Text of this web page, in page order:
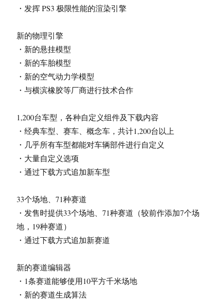
・发挥 PS3 极限性能的渲染引擎
新的物理引擎
・新的悬挂模型
・新的车胎模型
・新的空气动力学模型
・与横滨橡胶等厂商进行技术合作
1,200台车型，各种自定义组件及下载内容
・经典车型、赛车、概念车，共计1,200台以上
・几乎所有车型都能对车辆部件进行自定义
・大量自定义选项
・通过下载方式追加新车型
33个场地、71种赛道
・发售时提供33个场地、71种赛道（较前作添加7个场
地，19种赛道）
・通过下载方式追加新赛道
新的赛道编辑器
・1条赛道能够使用10平方千米场地
・新的赛道生成算法